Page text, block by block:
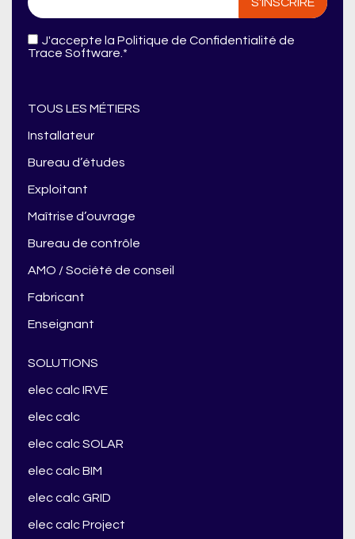
J'accepte la Politique de Confidentialité de
Trace Software.*
TOUS LES MÉTIERS
Installateur
Bureau d’études
Exploitant
Maîtrise d’ouvrage
Bureau de contrôle
AMO / Société de conseil
Fabricant
Enseignant
SOLUTIONS
elec calc IRVE
elec calc
elec calc SOLAR
elec calc BIM
elec calc GRID
elec calc Project